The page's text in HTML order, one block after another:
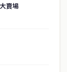
賣場